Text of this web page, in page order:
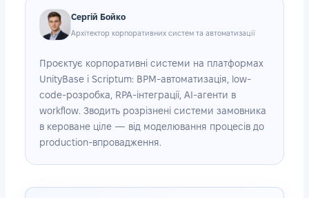
Сергій Бойко
Архітектор корпоративних систем та автоматизації
Проєктує корпоративні системи на платформах
UnityBase і Scriptum: BPM-автоматизація, low-
code-розробка, RPA-інтеграції, AI-агенти в
workflow. Зводить розрізнені системи замовника
в кероване ціле — від моделювання процесів до
production-впровадження.